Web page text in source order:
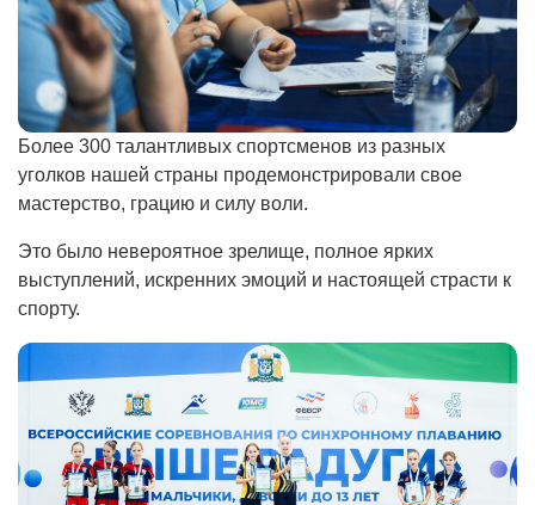
Более 300 талантливых спортсменов из разных
уголков нашей страны продемонстрировали свое
мастерство, грацию и силу воли.
Это было невероятное зрелище, полное ярких
выступлений, искренних эмоций и настоящей страсти к
спорту.